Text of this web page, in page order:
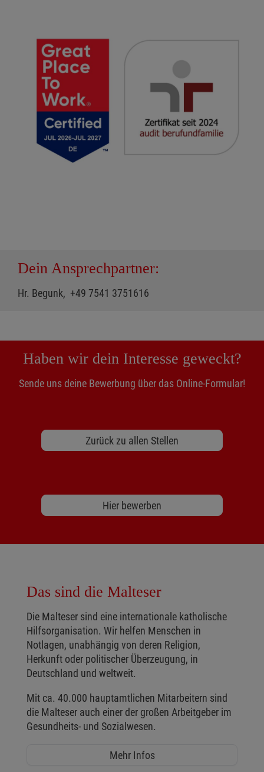
Dein Ansprechpartner:
Hr. Begunk, +49 7541 3751616
Haben wir dein Interesse geweckt?
Sende uns deine Bewerbung über das Online-Formular!
Zurück zu allen Stellen
Hier bewerben
Das sind die Malteser
Die Malteser sind eine internationale katholische
Hilfsorganisation. Wir helfen Menschen in
Notlagen, unabhängig von deren Religion,
Herkunft oder politischer Überzeugung, in
Deutschland und weltweit.
Mit ca. 40.000 hauptamtlichen Mitarbeitern sind
die Malteser auch einer der großen Arbeitgeber im
Gesundheits- und Sozialwesen.
Mehr Infos